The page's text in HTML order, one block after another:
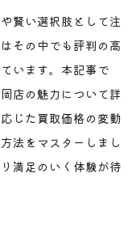
賢い選択肢として注
その中でも評判の高
います。本記事で
店の魅力について詳
じた買取価格の変動
法をマスターしまし
満足のいく体験が待